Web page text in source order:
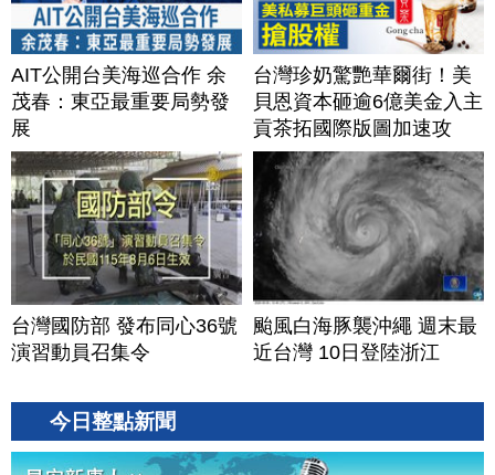
AIT公開台美海巡合作 余
茂春：東亞最重要局勢發
展
台灣珍奶驚艷華爾街！美
貝恩資本砸逾6億美金入主
貢茶拓國際版圖加速攻
美？｜#財經新聞｜
20260806(四)
台灣國防部 發布同心36號
演習動員召集令
颱風白海豚襲沖繩 週末最
近台灣 10日登陸浙江
今日整點新聞